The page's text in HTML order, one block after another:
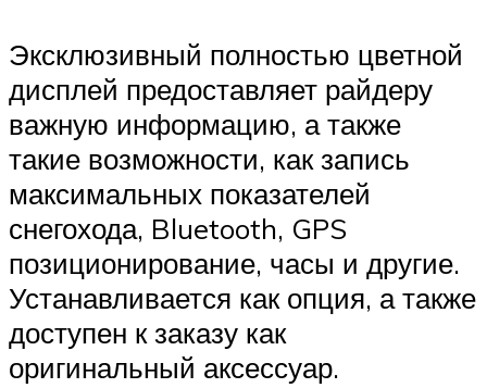
Эксклюзивный полностью цветной
дисплей предоставляет райдеру
важную информацию, а также
такие возможности, как запись
максимальных показателей
снегохода, Bluetooth, GPS
позиционирование, часы и другие.
Устанавливается как опция, а также
доступен к заказу как
оригинальный аксессуар.